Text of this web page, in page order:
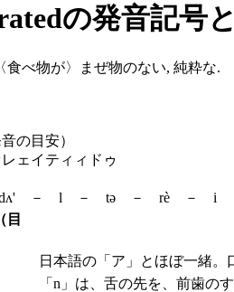
の発音記号
食べ物が〉まぜ物のない, 純粋
の目安）
ェイティィドゥ
－ l － tə － rè － i
目
日本語の「ア」とほぼ一緒。
「n」は、舌の先を、前歯の